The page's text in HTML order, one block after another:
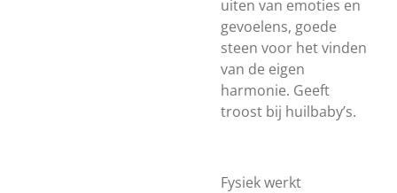
uiten van emoties en
gevoelens, goede
steen voor het vinden
van de eigen
harmonie. Geeft
troost bij huilbaby’s.
Fysiek werkt